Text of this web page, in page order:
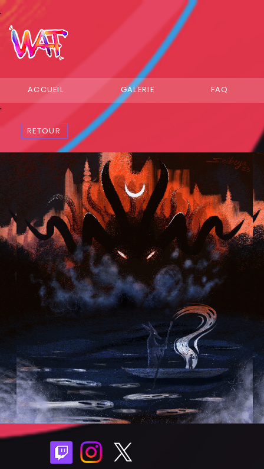
ACCUEIL GALERIE FAQ
RETOUR